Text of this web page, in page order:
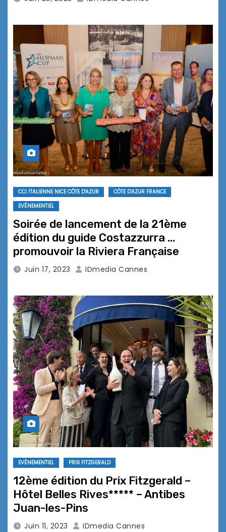
CCI ITALIENNE NICE CÔTE D'AZUR
CÔTE D'AZUR FRANCE
EVÉNEMENTIEL
Soirée de lancement de la 21ème
édition du guide Costazzurra …
promouvoir la Riviera Française
Juin 17, 2023 IDmedia Cannes
EVÉNEMENTIEL PRIX FITZGERALD
12ème édition du Prix Fitzgerald –
Hôtel Belles Rives***** – Antibes
Juan-les-Pins
Juin 11, 2023 IDmedia Cannes